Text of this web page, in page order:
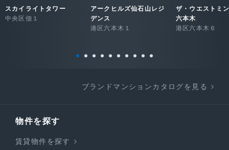
スカイライトタワー
中央区佃１
アークヒルズ仙石山レジ
デンス
港区六本木１
ザ・ウエストミ
六本木
港区六本木６
ブランドマンションカタログを見る
物件を探す
賃貸物件を探す